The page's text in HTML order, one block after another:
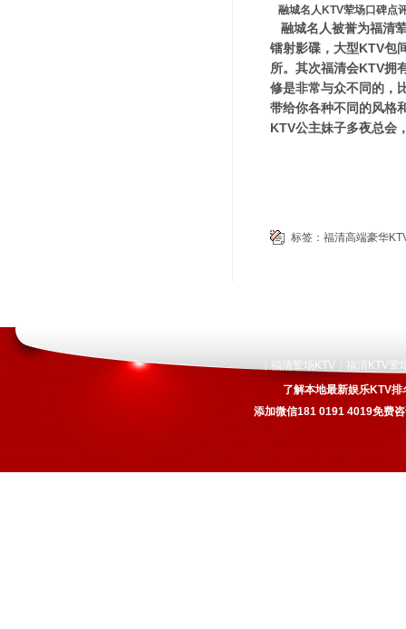
融城名人KTV荤场口碑点
融城名人被誉为福清
镭射影碟，大型KTV包
所。其次福清会KTV拥
修是非常与众不同的，
带给你各种不同的风格
KTV公主妹子多夜总会
标签： 福清高端豪华
福清荤场KTV
福清KTV荤
了解本地最新娱乐KTV
添加微信181 0191 4019免费